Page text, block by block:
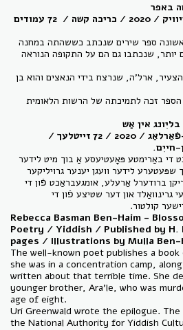
באפר
שירה / יידיש / הוצאת ה. לייוויק / 2020 / כריכה קשה / 72 עמודים
ספר שירים שנכתב כששהתה במחנה
יותר, שנכתבו גם הם על התקופה הנוראה
ארל'ה, שנרצח בידי הנאצים והוא בן
הספר זכה לתמיכתה של הרשות הלאומית
אין אַש
לידער / יידיש / ה. לייוויק-פֿאַרלאַג / 2020 / 72 זייטלעך /
חייִם.
די באַרימטע פּאָעטיעסע אַ בוך מיט לידער
לידער וועגן יענער גרויליקער
ברודערל אַרעלע, אומגעבראַכט פֿון די
גרינוואַלד און דער שטיצע פֿון די
קולטור.
Rebecca Basman Ben-Haim -
Poetry / Yiddish / Published by H.
pages / Illustrations by Mulla Ben-
The well-known poet publishes a
she was in a concentration camp,
written about that terrible time. She
younger brother, Ara'le, who was
age of eight.
Uri Greenwald wrote the epilogue.
the National Authority for Yiddish